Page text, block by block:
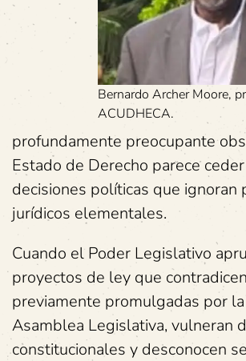
Bernardo Archer Moore,
ACUDHECA.
profundamente preocupante
Estado de Derecho parece
decisiones políticas que ignoran
jurídicos elementales.
Cuando el Poder Legislativo
proyectos de ley que
previamente promulgadas por
Asamblea Legislativa, vulneran
constitucionales y desconocen